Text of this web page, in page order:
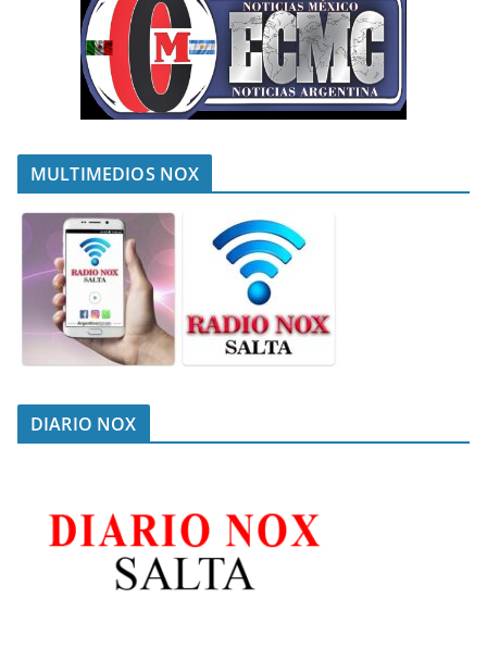
MULTIMEDIOS NOX
DIARIO NOX